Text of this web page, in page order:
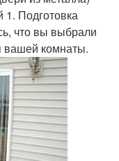
1. Подготовка
что вы выбрали
вашей комнаты.